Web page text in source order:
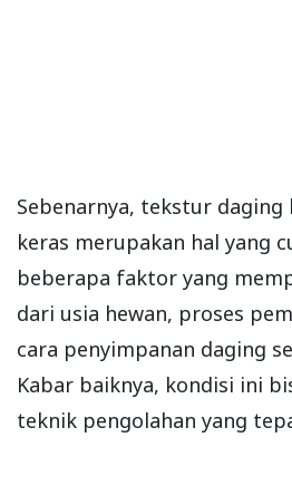
Sebenarnya, tekstur
keras merupakan hal yang
beberapa faktor yang
dari usia hewan, proses
cara penyimpanan daging
Kabar baiknya, kondisi ini
teknik pengolahan yang